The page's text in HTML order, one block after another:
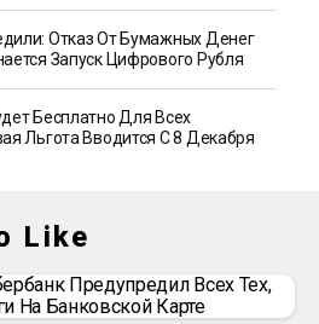
Отказ От Бумажных Денег
Запуск Цифрового Рубля
Бесплатно Для Всех
Льгота Вводится С 8 Декабря
Like
Предупредил Всех Тех,
На Банковской Карте